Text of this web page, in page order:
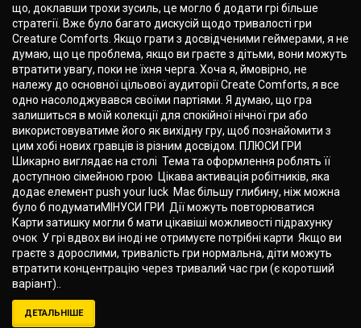
що, доклавши трохи зусиль, це могло б додати грі більше
стратегії. Вже було багато дискусій щодо тривалості гри
Creature Comforts. Якщо грати з досвідченими геймерами, я не
думаю, що це проблема, якщо ви граєте з дітьми, вони можуть
втратити увагу, поки не їхня черга. Хоча я, ймовірно, не
належу до основної цільової аудиторії Create Comforts, я все
одно насолоджувався своїми партіями. Я думаю, що гра
залишиться в моїй колекції для спокійної нічної гри або
використовуватиме його як вихідну гру, щоб познайомити з
цим хобі нових гравців із різним досвідом. ПЛЮСИ ГРИ
Шикарно виглядає на столі Тема та оформлення роблять її
доступною сімейною грою Цікава активація робітників, яка
додає елемент push your luck Має більшу глибину, ніж можна
було б подуматиМІНУСИ ГРИ Дії можуть повторюватися
Карти затишку могли б мати цікавіші можливості підрахунку
очок У грі вдвох ви іноді не отримуєте потрібні карти Якщо ви
граєте з дорослими, тривалість гри нормальна, діти можуть
втратити концентрацію через тривалий час гри (є коротший
варіант)..
ДЕТАЛЬНІШЕ